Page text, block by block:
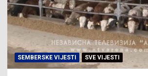
SEMBERSKE VIJESTI SVE VIJESTI